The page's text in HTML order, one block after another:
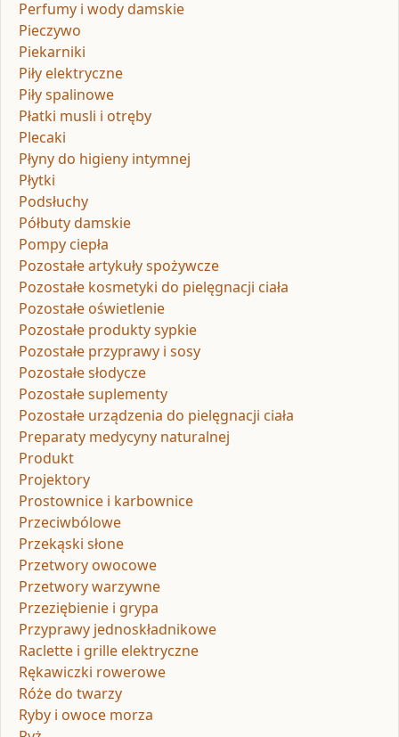
Perfumy i wody damskie
Pieczywo
Piekarniki
Piły elektryczne
Piły spalinowe
Płatki musli i otręby
Plecaki
Płyny do higieny intymnej
Płytki
Podsłuchy
Półbuty damskie
Pompy ciepła
Pozostałe artykuły spożywcze
Pozostałe kosmetyki do pielęgnacji ciała
Pozostałe oświetlenie
Pozostałe produkty sypkie
Pozostałe przyprawy i sosy
Pozostałe słodycze
Pozostałe suplementy
Pozostałe urządzenia do pielęgnacji ciała
Preparaty medycyny naturalnej
Produkt
Projektory
Prostownice i karbownice
Przeciwbólowe
Przekąski słone
Przetwory owocowe
Przetwory warzywne
Przeziębienie i grypa
Przyprawy jednoskładnikowe
Raclette i grille elektryczne
Rękawiczki rowerowe
Róże do twarzy
Ryby i owoce morza